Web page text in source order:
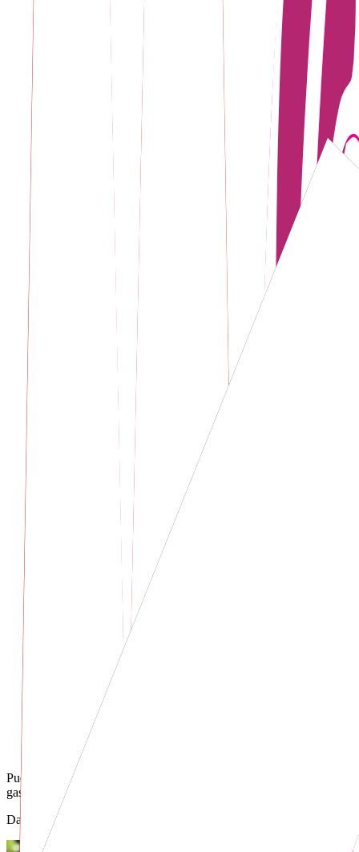
Explora el paraíso oculto de honey
Puebla te ofrece experiencias para todos los sentidos, disfruta el olor
gastronomía de cada rincón de la entidad.
Dale rienda suelta a tu lado salvaje y aventurero en Honey,